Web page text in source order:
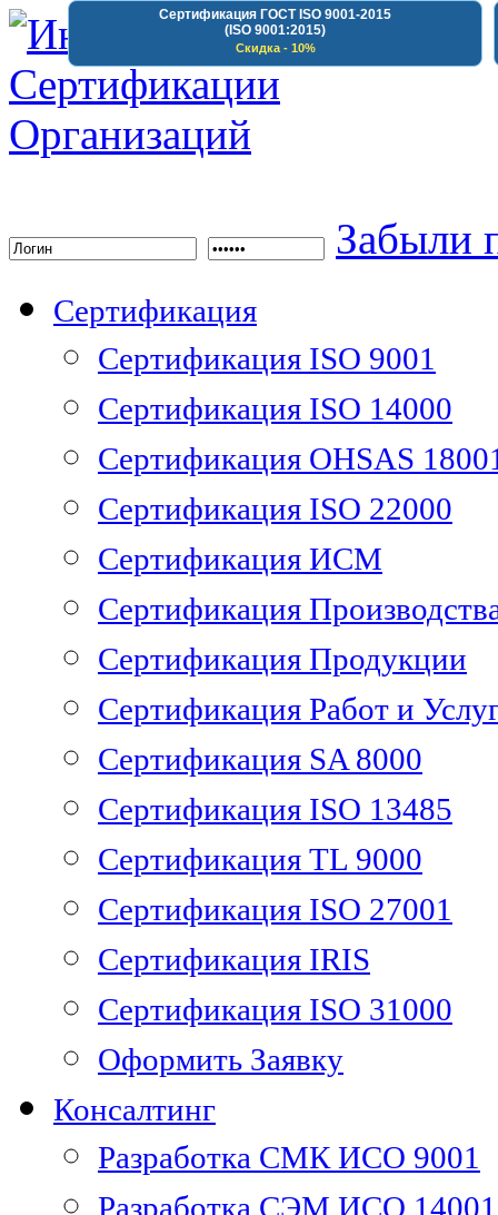
Сертификация ГОСТ ISO 9001-2015
(ISO 9001:2015)
Скидка - 10%
Забыли
Сертификация
Сертификация ISO 9001
Сертификация ISO 14000
Сертификация OHSAS
Сертификация ISO 22000
Сертификация ИСМ
Сертификация
Сертификация Продукции
Сертификация Работ и
Сертификация SA 8000
Сертификация ISO 13485
Сертификация TL 9000
Сертификация ISO 27001
Сертификация IRIS
Сертификация ISO 31000
Оформить Заявку
Консалтинг
Разработка СМК ИСО 9001
Разработка СЭМ ИСО 14001